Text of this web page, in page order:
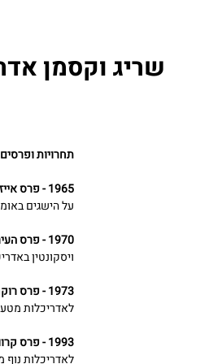
שריג וקסמן
תחרויות ופרסים
1965 - פרס אייזנר
על הישגים
1970 - פרס העיר מילווקי
ויסקונטין
1973 - פרס רוקח
לאדריכלות
1993 - פרס קרוון
לאדריכלות נוף